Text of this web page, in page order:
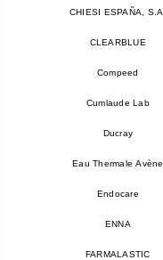
CHIESI ESPAÑA, S.A.
CLEARBLUE
Compeed
Cumlaude Lab
Ducray
Eau Thermale Avène
Endocare
ENNA
FARMALASTIC